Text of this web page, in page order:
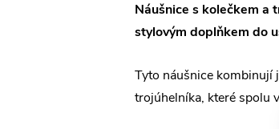
Náušnice s kolečkem a
stylovým doplňkem do
Tyto náušnice kombinují
trojúhelníka, které spolu